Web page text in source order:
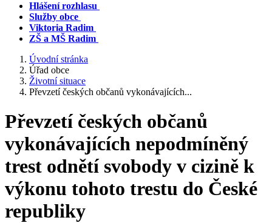
Hlášení rozhlasu
Služby obce
Viktoria Radim
ZŠ a MŠ Radim
Úvodní stránka
Úřad obce
Životní situace
Převzetí českých občanů vykonávajících...
Převzetí českých občanů
vykonávajících nepodmíněný
trest odnětí svobody v cizině k
výkonu tohoto trestu do České
republiky